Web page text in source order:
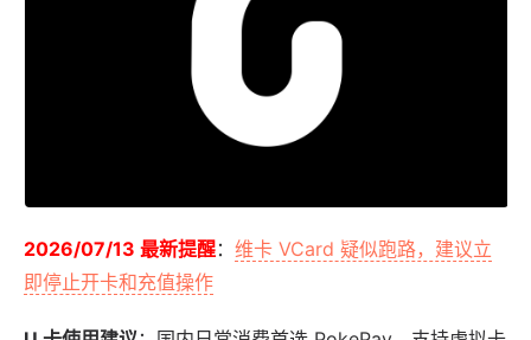
2026/07/13 最新提醒： 维卡 VCard 疑似跑路，建议立
即停止开卡和充值操作